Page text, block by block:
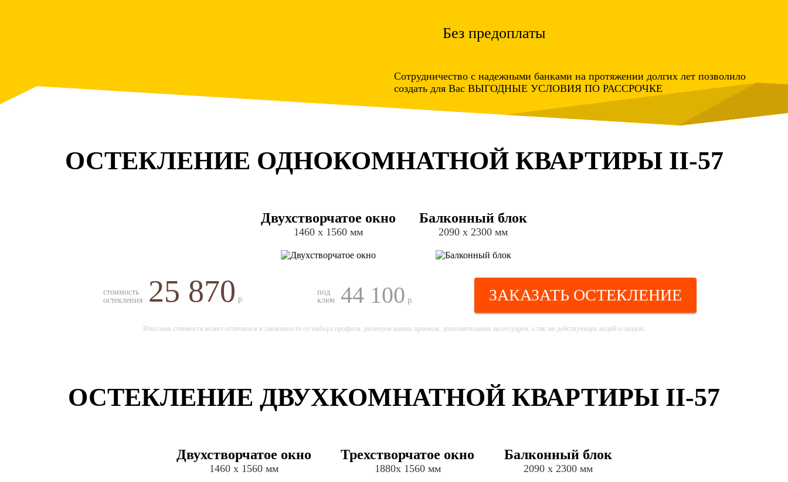
Без предоплаты
Сотрудничество с надежными банками на протяжении долгих лет позволило
создать для Вас ВЫГОДНЫЕ УСЛОВИЯ ПО РАССРОЧКЕ
ОСТЕКЛЕНИЕ ОДНОКОМНАТНОЙ КВАРТИРЫ II-57
Двухстворчатое окно
1460 х 1560 мм
Балконный блок
2090 х 2300 мм
стоимость
остекления
25 870 р.
под
ключ
44 100 р. ЗАКАЗАТЬ ОСТЕКЛЕНИЕ
Итоговая стоимость может отличаться в зависимости от выбора профиля, размеров ваших проемов, дополнительных аксессуаров, а так же действующих акций и скидок.
ОСТЕКЛЕНИЕ ДВУХКОМНАТНОЙ КВАРТИРЫ II-57
Двухстворчатое окно
1460 х 1560 мм
Трехстворчатое окно
1880х 1560 мм
Балконный блок
2090 х 2300 мм